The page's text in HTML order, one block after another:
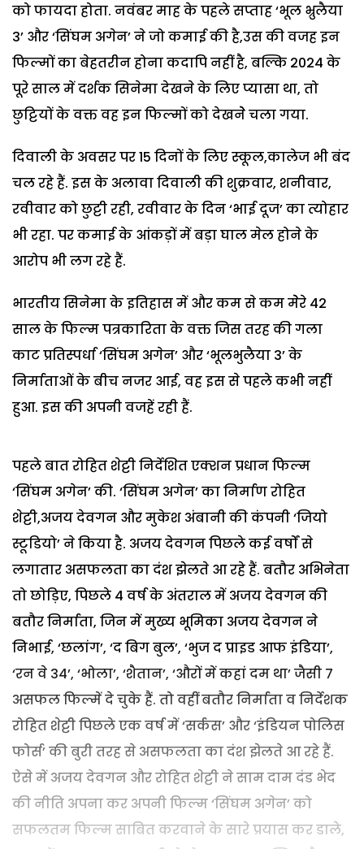
को फायदा होता. नवंबर माह के पहले सप्ताह ‘भूल भ्रुलैया
3’ और ‘सिंघम अगेन’ ने जो कमाई की है,उस की वजह इन
फिल्मों का बेहतरीन होना कदापि नहीं है, बल्कि 2024 के
पूरे साल में दर्शक सिनेमा देखने के लिए प्यासा था, तो
छुट्टियों के वक्त वह इन फिल्मों को देखनेे चला गया.
दिवाली के अवसर पर 15 दिनों के लिए स्कूल,कालेज भी बंद
चल रहे हैं. इस के अलावा दिवाली की शुक्रवार, शनीवार,
रवीवार को छुट्टी रही, रवीवार के दिन ‘भाई दूज’ का त्योहार
भी रहा. पर कमाई के आंकड़ों में बड़ा घाल मेल होने के
आरोप भी लग रहे हैं.
भारतीय सिनेमा के इतिहास में और कम से कम मेेरे 42
साल के फिल्म पत्रकारिता के वक्त जिस तरह की गला
काट प्रतिस्पर्धा ‘सिंघम अगेन’ और ‘भूलभुलैया 3’ के
निर्माताओं के बीच नजर आई, वह इस से पहले कभी नहीं
हुआ. इस की अपनी वजहें रही हैं.
पहले बात रोहित शेट्टी निर्देशित एक्शन प्रधान फिल्म
‘सिंघम अगेन’ की. ‘सिंघम अगेन’ का निर्माण रोहित
शेट्टी,अजय देवगन और मुकेश अंबानी की कंपनी ‘जियो
स्टूडियो’ ने किया है. अजय देवगन पिछले कई वर्षों से
लगातार असफलता का दंश झेलते आ रहे हैं. बतौर अभिनेता
तो छोड़िए, पिछले 4 वर्ष के अंतराल में अजय देवगन की
बतौर निर्माता, जिन में मुख्य भूमिका अजय देवगन ने
निभाई, ‘छलांग’, ‘द बिग बुल’, ‘भुज द प्राइड आफ इंडिया’,
‘रन वे 34’, ‘भोला’, ‘शैतान’, ‘औरों में कहां दम था’ जैसी 7
असफल फिल्में दे चुके हैं. तो वहीं बतौर निर्माता व निर्देशक
रोहित शेट्टी पिछले एक वर्ष में ‘सर्कस’ और ‘इंडियन पोलिस
फोर्स’ की बुरी तरह से असफलता का दंश झेलते आ रहे हैं.
ऐसे में अजय देवगन और रोहित शेट्टी ने साम दाम दंड भेद
की नीति अपना कर अपनी फिल्म ‘सिंघम अगेन’ को
सफलतम फिल्म साबित करवाने के सारे प्रयास कर डाले,